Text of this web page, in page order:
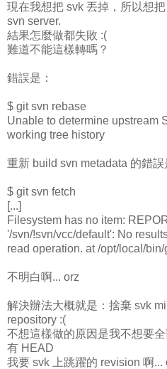
現在我想把 svk 丟掉，所以想
svn server.
結果怎麼做都失敗 :(
難道不能這樣轉嗎？
錯誤是：
$ git svn rebase
Unable to determine upstream
working tree history
重新 build svn metadata 的錯誤
$ git svn fetch
[...]
Filesystem has no item:
'/svn/!svn/vcc/default': No
read operation. at /opt/local/
不明白啊... orz
解決辦法大概就是：捨棄 svk
repository :(
不想這樣做的原因是我不想要
有 HEAD
我要 svk 上跳躍的 revision 啊